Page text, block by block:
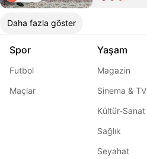
Daha fazla göster
Spor
Futbol
Maçlar
Yaşam
Magazin
Sinema & TV
Kültür-Sanat
Sağlık
Seyahat